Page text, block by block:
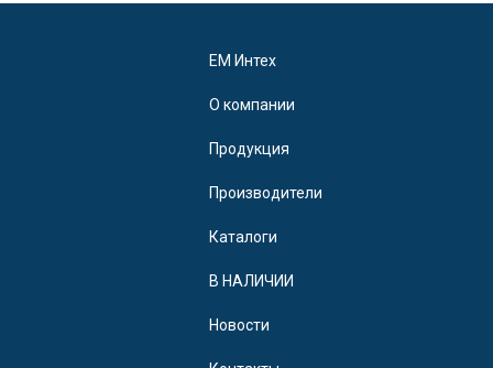
EM Интех
О компании
Продукция
Производители
Каталоги
В НАЛИЧИИ
Новости